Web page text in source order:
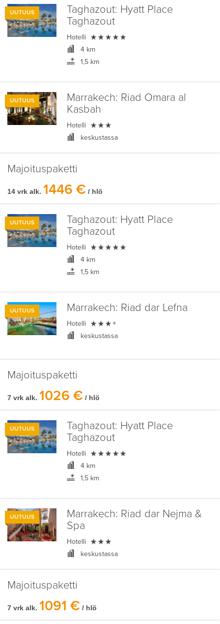
UUTUUS Taghazout: Hyatt Place
Taghazout
Hotelli 
4 km
1,5 km
UUTUUS Marrakech: Riad Omara al
Kasbah
Hotelli 
keskustassa
Majoituspaketti
14 vrk alk. 1446 € / hlö
UUTUUS Taghazout: Hyatt Place
Taghazout
Hotelli 
4 km
1,5 km
UUTUUS Marrakech: Riad dar Lefna
Hotelli  +
keskustassa
Majoituspaketti
7 vrk alk. 1026 € / hlö
UUTUUS Taghazout: Hyatt Place
Taghazout
Hotelli 
4 km
1,5 km
UUTUUS Marrakech: Riad dar Nejma &
Spa
Hotelli 
keskustassa
Majoituspaketti
7 vrk alk. 1091 € / hlö